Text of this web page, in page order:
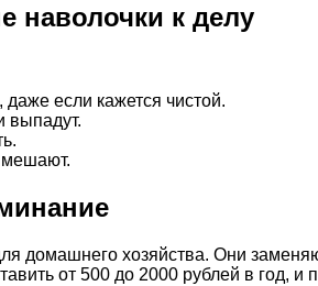
наволочки к делу
если кажется чистой.
выпадут.
мешают.
домашнего хозяйства. Они
от 500 до 2000 рублей в год, и